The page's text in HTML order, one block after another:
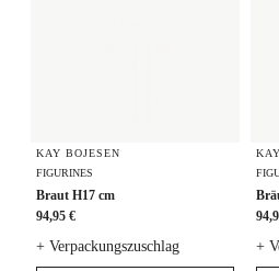
KAY BOJESEN
FIGURINES
Braut H17 cm
94,95 €
+ Verpackungszuschlag +